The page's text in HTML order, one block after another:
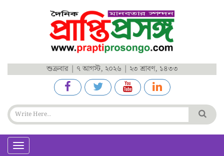
শুক্রবার | ৭ আগস্ট, ২০২৬ | ২৩ শ্রাবণ, ১৪৩৩
Toggle